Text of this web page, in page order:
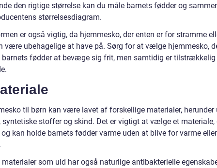
den rigtige størrelse kan du måle barnets fødder og
størrelsesdiagram.
er også vigtig, da hjemmesko, der enten er for stramme
være ubehagelige at have på. Sørg for at vælge hjemmesko,
fødder at bevæge sig frit, men samtidig er tilstrækkelig
til børn kan være lavet af forskellige materialer, herunder
syntetiske stoffer og skind. Det er vigtigt at vælge et materiale,
kan holde barnets fødder varme uden at blive for varme eller
som uld har også naturlige antibakterielle